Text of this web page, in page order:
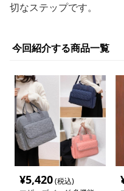
切なステップです。
今回紹介する商品一覧
¥5,420(税込)